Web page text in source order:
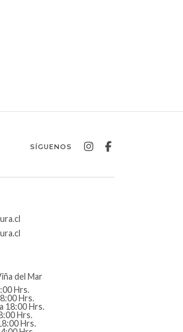
SÍGUENOS
del Mar
Hrs.
Hrs.
18:00 Hrs.
Hrs.
Hrs.